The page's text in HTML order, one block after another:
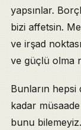
yapsınlar.
bizi affetsin.
ve irşad
ve güçlü olma
Bunların
kadar
bunu